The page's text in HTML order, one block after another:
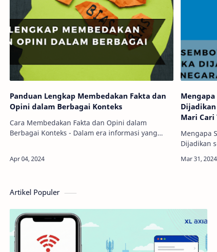
Panduan Lengkap Membedakan Fakta dan
Opini dalam Berbagai Konteks
Cara Membedakan Fakta dan Opini dalam
Berbagai Konteks - Dalam era informasi yang
dihada…
Mari Cari
Mengapa
Dijadikan
Artikel Populer